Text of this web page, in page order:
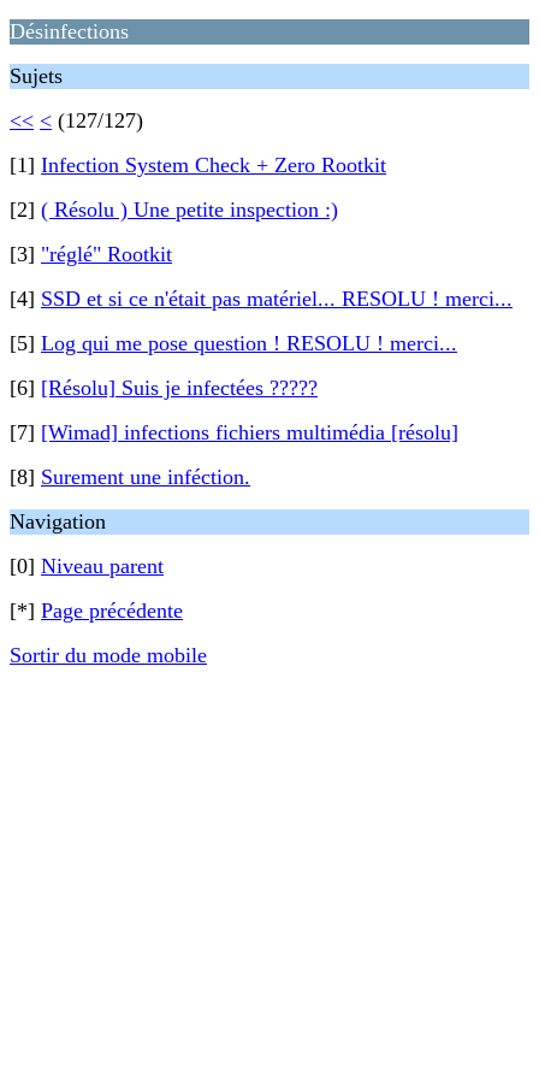
Désinfections
Sujets
<< < (127/127)
[1] Infection System Check + Zero Rootkit
[2] ( Résolu ) Une petite inspection :)
[3] "réglé" Rootkit
[4] SSD et si ce n'était pas matériel... RESOLU ! merci...
[5] Log qui me pose question ! RESOLU ! merci...
[6] [Résolu] Suis je infectées ?????
[7] [Wimad] infections fichiers multimédia [résolu]
[8] Surement une inféction.
Navigation
[0] Niveau parent
[*] Page précédente
Sortir du mode mobile